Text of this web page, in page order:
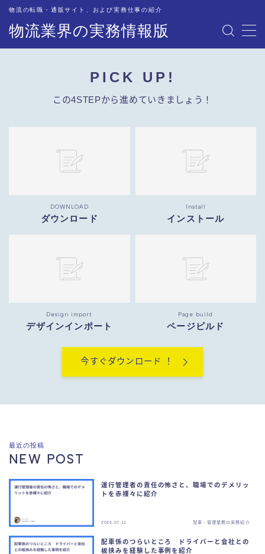
物流業界の実務情報版
物流の転職・通販サイト、および実務仕事の紹介
MENU
物流業界への転職サイトを紹介・解説
配車・管理業務の実務紹介
倉庫業務の実務紹介
フォークリフトの実務紹介
お問い合わせ
PICK UP!
この4STEPから進めていきましょう！
DOWNLOAD
ダウンロード
Install
インストール
Design import
デザインインポート
Page build
ページビルド
今すぐダウンロード ！
最近の投稿
NEW POST
運行管理者の責任の怖さと、職場でのデメリッ
トを赤裸々に紹介
2026.07.11 配車・管理業務の実務紹介
配車係のつらいところ ドライバーと会社との
板挟みを経験した事例を紹介